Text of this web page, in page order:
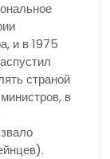
и в 1975
страной
в